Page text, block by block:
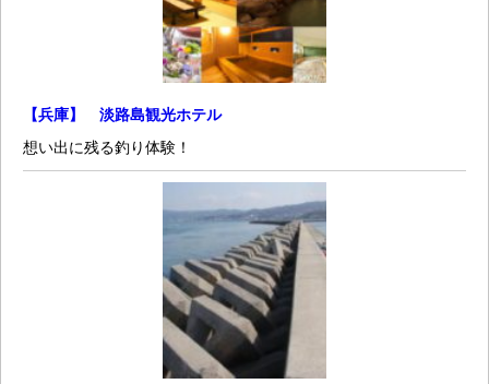
【兵庫】 淡路島観光ホテル
想い出に残る釣り体験！